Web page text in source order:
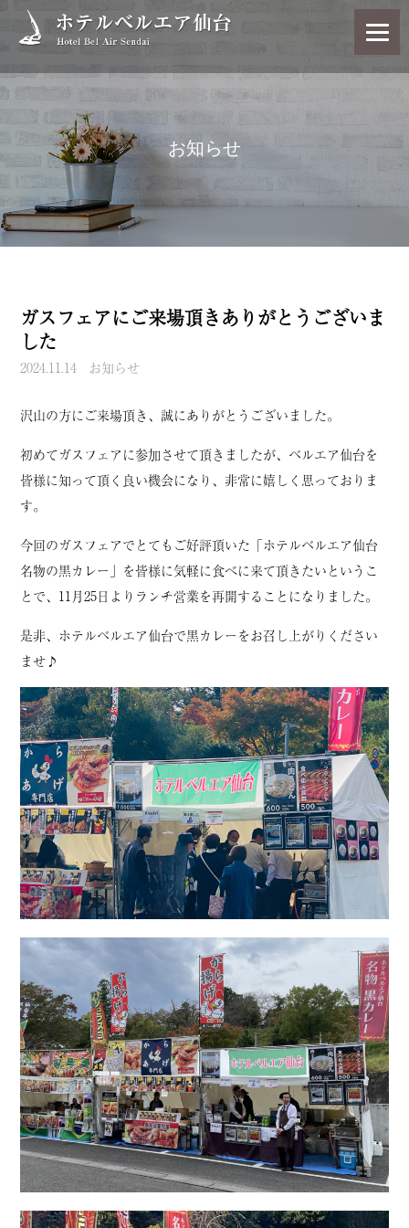
お知らせ
ガスフェアにご来場頂きありがとうございま
した
2024.11.14 お知らせ
沢山の方にご来場頂き、誠にありがとうございました。
初めてガスフェアに参加させて頂きましたが、ベルエア仙台を
皆様に知って頂く良い機会になり、非常に嬉しく思っておりま
す。
今回のガスフェアでとてもご好評頂いた「ホテルベルエア仙台
名物の黒カレー」を皆様に気軽に食べに来て頂きたいというこ
とで、11月25日よりランチ営業を再開することになりました。
是非、ホテルベルエア仙台で黒カレーをお召し上がりください
ませ♪